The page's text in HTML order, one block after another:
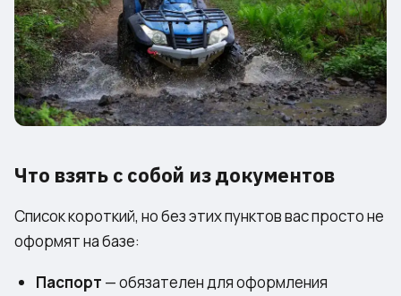
Что взять с собой из документов
Список короткий, но без этих пунктов вас просто не
оформят на базе:
Паспорт — обязателен для оформления